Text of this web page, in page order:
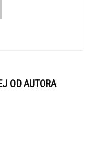
OD AUTORA